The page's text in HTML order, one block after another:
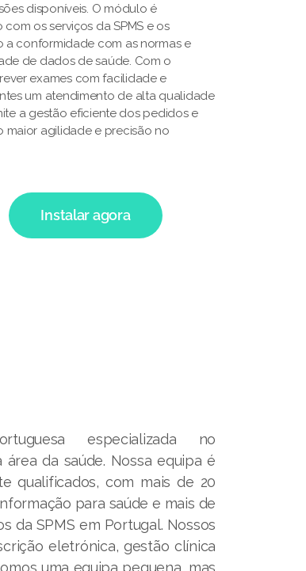
disponíveis. O módulo é
os serviços da SPMS e os
a conformidade com as normas e
de dados de saúde. Com o
exames com facilidade e
um atendimento de alta qualidade
a gestão eficiente dos pedidos e
maior agilidade e precisão no
Instalar agora
especializada no
da saúde. Nossa equipa é
qualificados, com mais de 20
para saúde e mais de
da SPMS em Portugal. Nossos
eletrónica, gestão clínica
uma equipa pequena, mas